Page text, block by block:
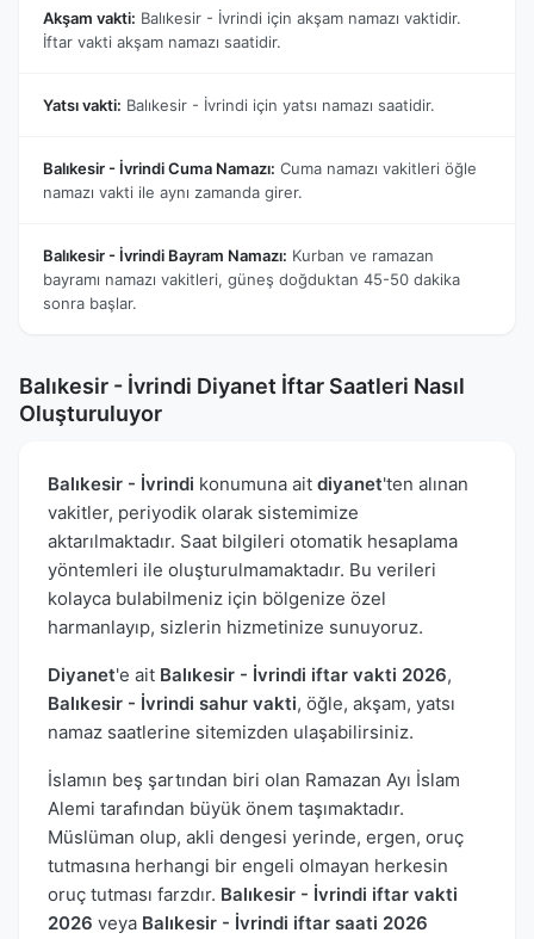
Akşam vakti: Balıkesir - İvrindi için akşam namazı vaktidir.
İftar vakti akşam namazı saatidir.
Yatsı vakti: Balıkesir - İvrindi için yatsı namazı saatidir.
Balıkesir - İvrindi Cuma Namazı: Cuma namazı vakitleri öğle
namazı vakti ile aynı zamanda girer.
Balıkesir - İvrindi Bayram Namazı: Kurban ve ramazan
bayramı namazı vakitleri, güneş doğduktan 45-50 dakika
sonra başlar.
Balıkesir - İvrindi Diyanet İftar Saatleri Nasıl
Oluşturuluyor
Balıkesir - İvrindi konumuna ait diyanet'ten alınan
vakitler, periyodik olarak sistemimize
aktarılmaktadır. Saat bilgileri otomatik hesaplama
yöntemleri ile oluşturulmamaktadır. Bu verileri
kolayca bulabilmeniz için bölgenize özel
harmanlayıp, sizlerin hizmetinize sunuyoruz.
Diyanet'e ait Balıkesir - İvrindi iftar vakti 2026,
Balıkesir - İvrindi sahur vakti, öğle, akşam, yatsı
namaz saatlerine sitemizden ulaşabilirsiniz.
İslamın beş şartından biri olan Ramazan Ayı İslam
Alemi tarafından büyük önem taşımaktadır.
Müslüman olup, akli dengesi yerinde, ergen, oruç
tutmasına herhangi bir engeli olmayan herkesin
oruç tutması farzdır. Balıkesir - İvrindi iftar vakti
2026 veya Balıkesir - İvrindi iftar saati 2026